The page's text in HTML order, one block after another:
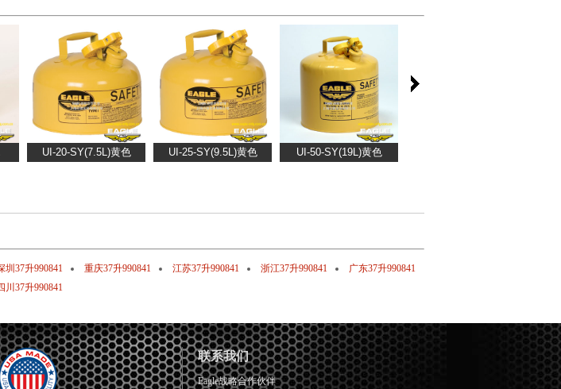
圳37升990841 重庆37升990841 江苏37升990841 浙江37升990841
广东37升990841
川37升990841
联系我们
Eagle战略合作伙伴